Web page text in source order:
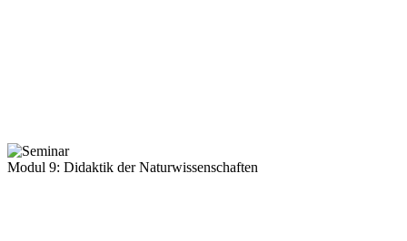
Modul 9: Didaktik der Naturwissenschaften